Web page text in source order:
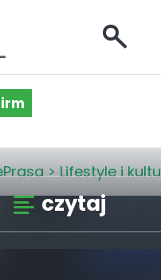
> Lifestyle i
czytaj